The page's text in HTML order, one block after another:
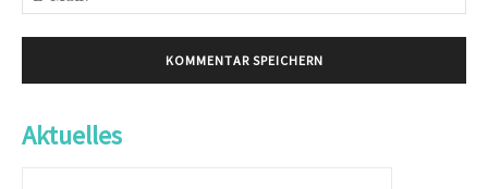
Aktuelles